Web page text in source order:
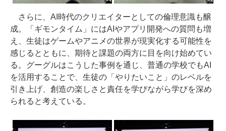
さらに、AI時代のクリエイターとしての倫理意識も醸
成。「ギモンタイム」にはAIやアプリ開発への質問も増
え、生徒はゲームやアニメの世界が現実化する可能性を
感じるとともに、期待と課題の両方に目を向け始めてい
る。グーグルはこうした事例を通じ、普通の学校でもAI
を活用することで、生徒の「やりたいこと」のレベルを
引き上げ、創造の楽しさと責任を学びながら学びを深め
られると考えている。